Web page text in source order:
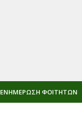
ΕΝΗΜΈΡΩΣΗ ΦΟΙΤΗΤΏΝ